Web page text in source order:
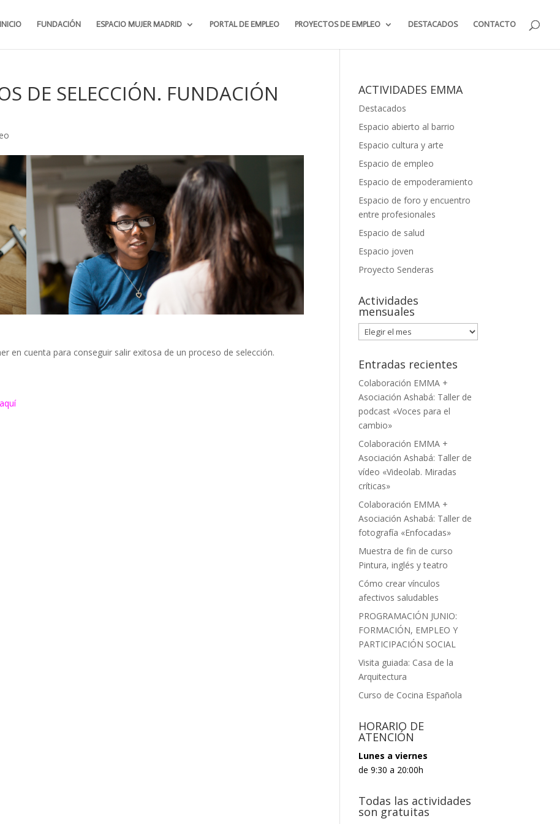
INICIO FUNDACIÓN ESPACIO MUJER MADRID PORTAL DE EMPLEO PROYECTOS DE EMPLEO DESTACADOS CONTACTO
DE SELECCIÓN. FUNDACIÓN
en cuenta para conseguir salir exitosa de un proceso de selección.
aquí
ACTIVIDADES EMMA
Destacados
Espacio abierto al barrio
Espacio cultura y arte
Espacio de empleo
Espacio de empoderamiento
Espacio de foro y encuentro
entre profesionales
Espacio de salud
Espacio joven
Proyecto Senderas
Actividades
mensuales
Actividades
mensuales
Entradas recientes
Colaboración EMMA +
Asociación Ashabá: Taller de
podcast «Voces para el
cambio»
Colaboración EMMA +
Asociación Ashabá: Taller de
vídeo «Videolab. Miradas
críticas»
Colaboración EMMA +
Asociación Ashabá: Taller de
fotografía «Enfocadas»
Muestra de fin de curso
Pintura, inglés y teatro
Cómo crear vínculos
afectivos saludables
PROGRAMACIÓN JUNIO:
FORMACIÓN, EMPLEO Y
PARTICIPACIÓN SOCIAL
Visita guiada: Casa de la
Arquitectura
Curso de Cocina Española
HORARIO DE
ATENCIÓN
Lunes a viernes
de 9:30 a 20:00h
Todas las actividades
son gratuitas